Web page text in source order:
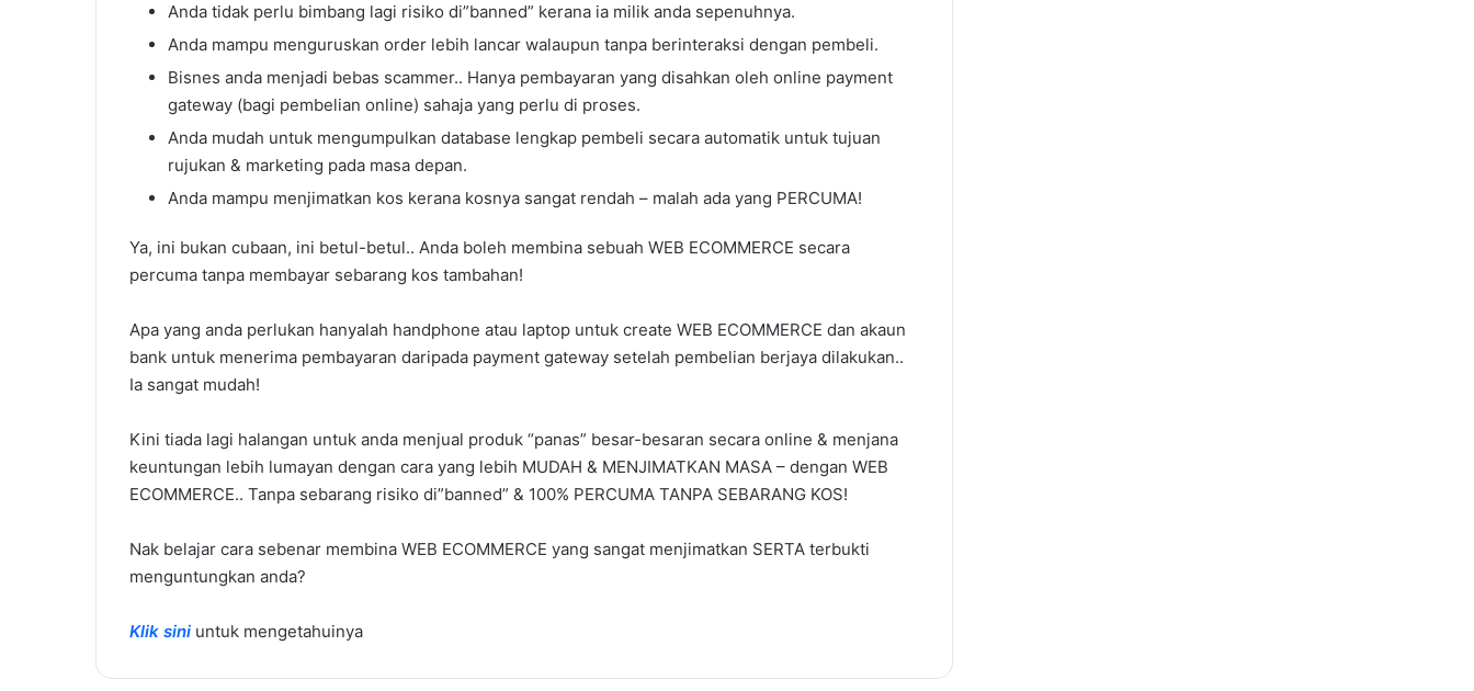
Anda tidak perlu bimbang lagi risiko di”banned” kerana ia milik anda sepenuhnya.
Anda mampu menguruskan order lebih lancar walaupun tanpa berinteraksi dengan pembeli.
Bisnes anda menjadi bebas scammer.. Hanya pembayaran yang disahkan oleh online payment
gateway (bagi pembelian online) sahaja yang perlu di proses.
Anda mudah untuk mengumpulkan database lengkap pembeli secara automatik untuk tujuan
rujukan & marketing pada masa depan.
Anda mampu menjimatkan kos kerana kosnya sangat rendah – malah ada yang PERCUMA!
Ya, ini bukan cubaan, ini betul-betul.. Anda boleh membina sebuah WEB ECOMMERCE secara
percuma tanpa membayar sebarang kos tambahan!
Apa yang anda perlukan hanyalah handphone atau laptop untuk create WEB ECOMMERCE dan akaun
bank untuk menerima pembayaran daripada payment gateway setelah pembelian berjaya dilakukan..
Ia sangat mudah!
Kini tiada lagi halangan untuk anda menjual produk “panas” besar-besaran secara online & menjana
keuntungan lebih lumayan dengan cara yang lebih MUDAH & MENJIMATKAN MASA – dengan WEB
ECOMMERCE.. Tanpa sebarang risiko di”banned” & 100% PERCUMA TANPA SEBARANG KOS!
Nak belajar cara sebenar membina WEB ECOMMERCE yang sangat menjimatkan SERTA terbukti
menguntungkan anda?
Klik sini untuk mengetahuinya